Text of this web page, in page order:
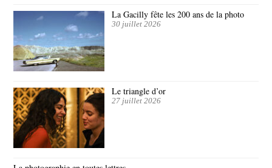
La Gacilly fête les 200 ans de la photo
30 juillet 2026
Le triangle d’or
27 juillet 2026